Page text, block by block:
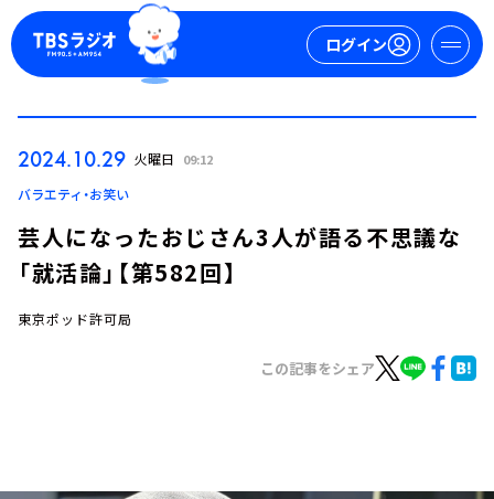
ログイン
ログイン
2024.10.29 火曜日 09:12
バラエティ・お笑い
芸人になったおじさん3人が語る不思議な
「就活論」【第582回】
東京ポッド許可局
この記事をシェア